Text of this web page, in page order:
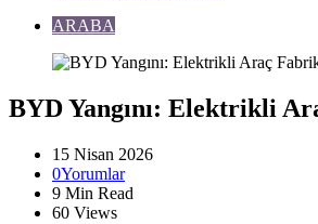
ARABA
BYD Yangını: Elektrikli
15 Nisan 2026
0Yorumlar
9 Min Read
60 Views